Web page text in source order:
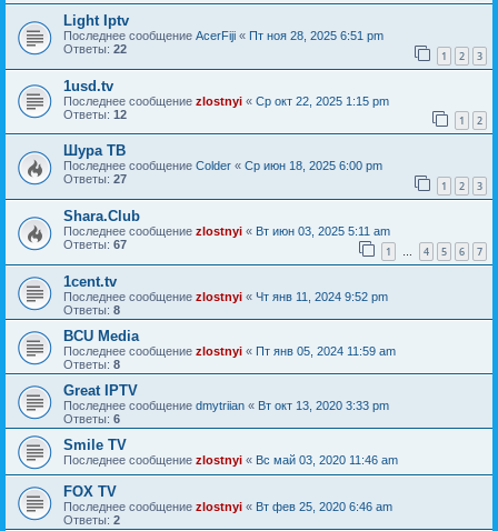
Light Iptv
Последнее сообщение AcerFiji « Пт ноя 28, 2025 6:51 pm
Ответы: 22 1 2 3
1usd.tv
Последнее сообщение zlostnyi « Ср окт 22, 2025 1:15 pm
Ответы: 12 1 2
Шура ТВ
Последнее сообщение Colder « Ср июн 18, 2025 6:00 pm
Ответы: 27 1 2 3
Shara.Club
Последнее сообщение zlostnyi « Вт июн 03, 2025 5:11 am
Ответы: 67 1 … 4 5 6 7
1cent.tv
Последнее сообщение zlostnyi « Чт янв 11, 2024 9:52 pm
Ответы: 8
BCU Media
Последнее сообщение zlostnyi « Пт янв 05, 2024 11:59 am
Ответы: 8
Great IPTV
Последнее сообщение dmytriian « Вт окт 13, 2020 3:33 pm
Ответы: 6
Smile TV
Последнее сообщение zlostnyi « Вс май 03, 2020 11:46 am
FOX TV
Последнее сообщение zlostnyi « Вт фев 25, 2020 6:46 am
Ответы: 2